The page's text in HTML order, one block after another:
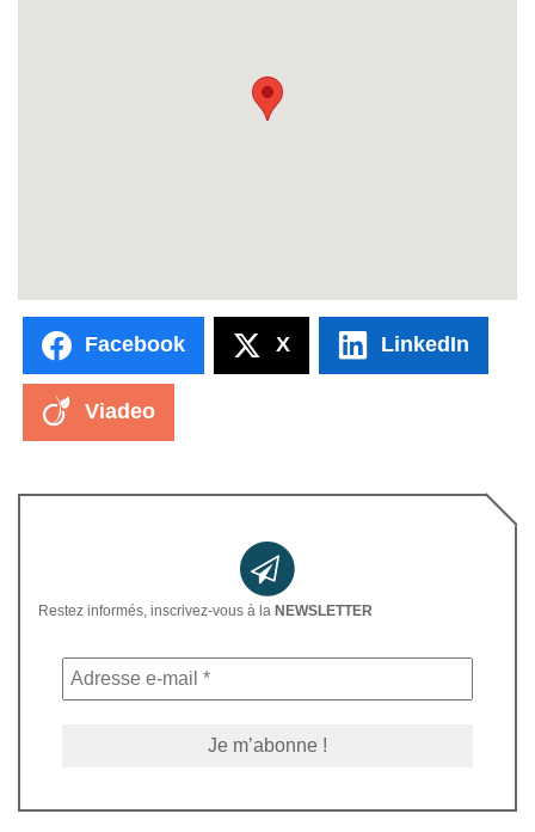
Facebook X LinkedIn
Viadeo
Restez informés, inscrivez-vous à la NEWSLETTER